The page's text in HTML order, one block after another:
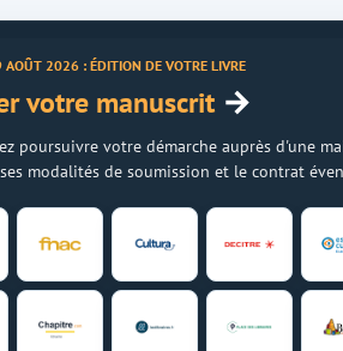
AOÛT 2026 : ÉDITION DE VOTRE LIVRE
votre manuscrit →
poursuivre votre démarche auprès d'une
modalités de soumission et le contrat